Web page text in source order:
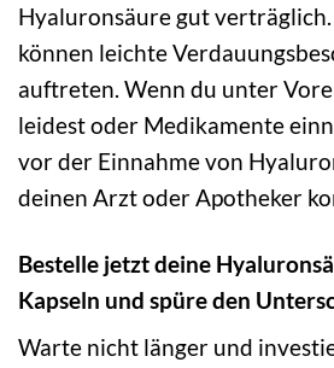
Hyaluronsäure gut
können leichte
auftreten. Wenn du unter
leidest oder Medikamente
vor der Einnahme von
deinen Arzt oder Apotheker
Bestelle jetzt deine
Kapseln und spüre den
Warte nicht länger und